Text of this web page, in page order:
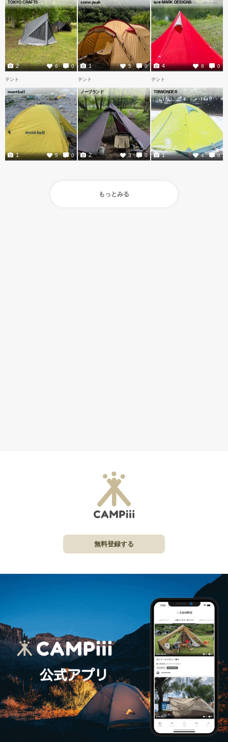
TOKYO CRAFTS
6 0
2
snow peak
5 0
1
tent-MARK DESIGNS
8 0
4
テント
mont-bell
5 0
1
テント
ノーブランド
3 0
2
テント
TRIWONDER
4 0
1
もっとみる
無料登録する